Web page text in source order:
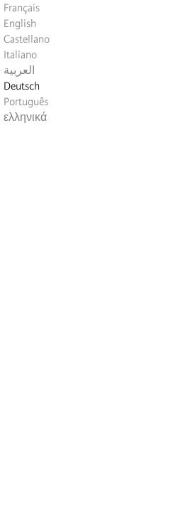
Français
English
Castellano
Italiano
العربية
Deutsch
Português
ελληνικά